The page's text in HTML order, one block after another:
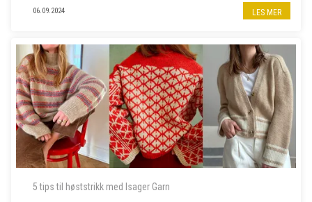
06.09.2024 LES MER
5 tips til høststrikk med Isager Garn